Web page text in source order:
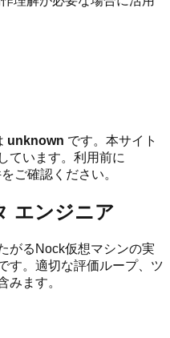
unknown です。本サイト
ています。利用前に
ご確認ください。
エンジニア
がるNock仮想マシンの実
す。適切な評価ループ、ツ
みます。